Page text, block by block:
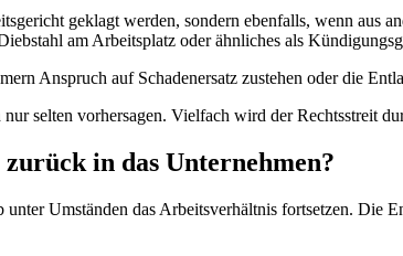
geklagt werden, sondern ebenfalls, wenn aus
am Arbeitsplatz oder ähnliches als
Anspruch auf Schadenersatz zustehen oder die
selten vorhersagen. Vielfach wird der Rechtsstreit
in das Unternehmen?
Umständen das Arbeitsverhältnis fortsetzen. Die